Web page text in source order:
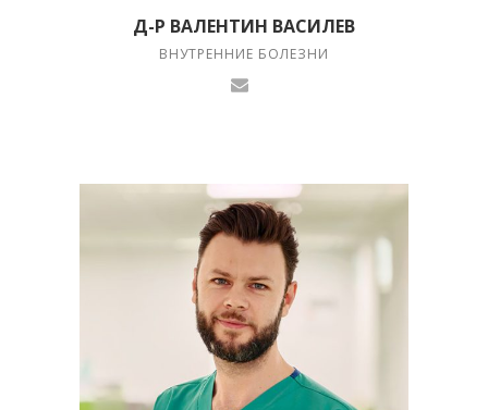
Д-Р ВАЛЕНТИН ВАСИЛЕВ
ВНУТРЕННИЕ БОЛЕЗНИ